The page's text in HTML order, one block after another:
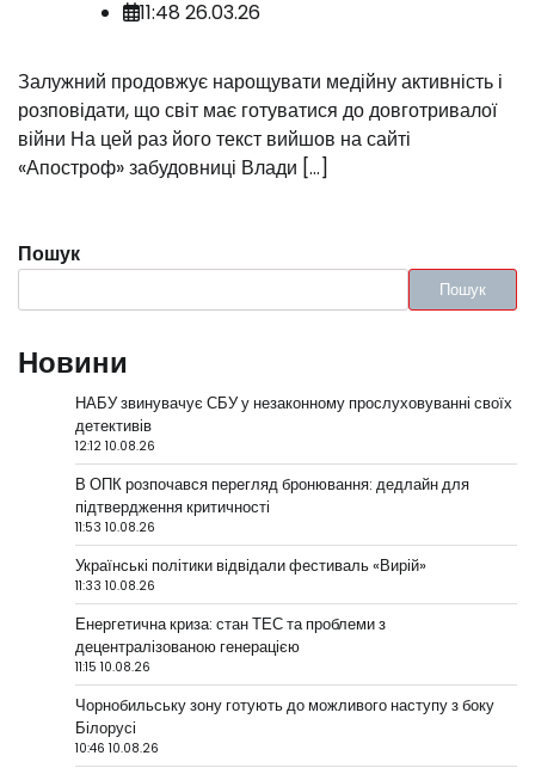
11:48 26.03.26
Залужний продовжує нарощувати медійну активність і
розповідати, що світ має готуватися до довготривалої
війни На цей раз його текст вийшов на сайті
«Апостроф» забудовниці Влади […]
Пошук
Пошук
Новини
НАБУ звинувачує СБУ у незаконному прослуховуванні своїх
детективів
12:12 10.08.26
В ОПК розпочався перегляд бронювання: дедлайн для
підтвердження критичності
11:53 10.08.26
Українські політики відвідали фестиваль «Вирій»
11:33 10.08.26
Енергетична криза: стан ТЕС та проблеми з
децентралізованою генерацією
11:15 10.08.26
Чорнобильську зону готують до можливого наступу з боку
Білорусі
10:46 10.08.26